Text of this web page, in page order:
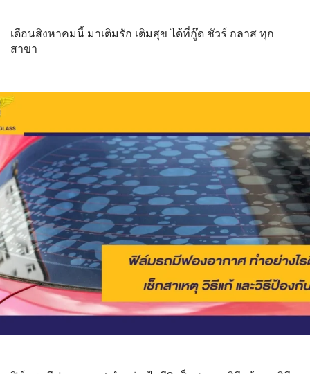
เดือนสิงหาคมนี้ มาเติมรัก เติมสุข ได้ที่กู๊ด ชัวร์ กลาส ทุก
สาขา